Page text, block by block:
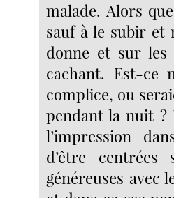
malade. Alors
sauf à le subir et
donne et sur
cachant. Est-ce
complice, ou
pendant la nuit ?
l’impression
d’être
généreuses avec